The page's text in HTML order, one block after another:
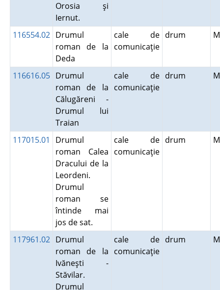
Orosia şi
Iernut.
116554.02 Drumul
roman de la
Deda
cale de
comunicaţie
drum
116616.05 Drumul
roman de la
Călugăreni -
Drumul lui
Traian
cale de
comunicaţie
drum
117015.01
Drumul
roman Calea
Dracului de la
Leordeni.
Drumul
roman se
întinde mai
jos de sat.
cale de
comunicaţie
drum
117961.02 Drumul
roman de la
Ivăneşti -
Stăvilar.
Drumul
cale de
comunicaţie
drum